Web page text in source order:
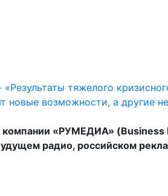
«РУМЕДИА» (Business
радио, российском